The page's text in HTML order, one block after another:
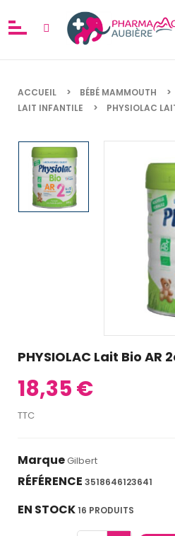
ACCUEIL BÉBÉ MAMMOUTH
LAIT INFANTILE
PHYSIOLAC
PHYSIOLAC Lait Bio
18,35 €
TTC
MarqueGilbert
RÉFÉRENCE 3518646123641
EN STOCK16 PRODUITS